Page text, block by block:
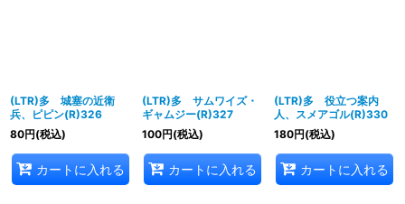
(LTR)多 城塞の近衛
兵、ピピン(R)326
80円(税込)
カートに入れる
(LTR)多 サムワイズ・
ギャムジー(R)327
100円(税込)
カートに入れる
(LTR)多 役立つ案内
人、スメアゴル(R)330
180円(税込)
カートに入れる